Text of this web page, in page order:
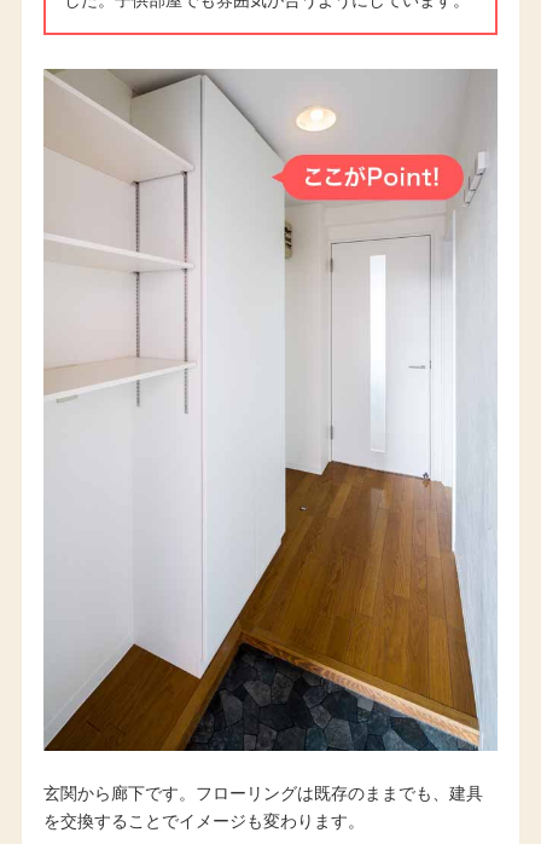
玄関から廊下です。フローリングは既存のままでも、建具
を交換することでイメージも変わります。